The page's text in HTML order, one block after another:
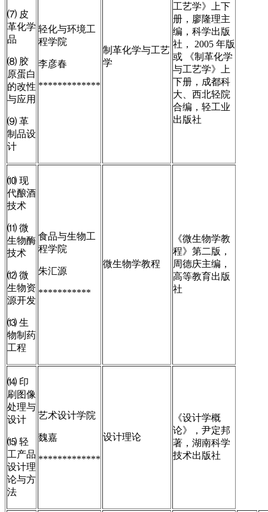
⑺ 皮
革化学
品
⑻ 胶
原蛋白
的改性
与应用
⑼ 革
制品设
计
轻化与环境工
程学院
李彦春
*************
制革化学与工艺
学
工艺学》上下
册，廖隆理主
编，科学出版
社， 2005 年版
或 《制革化学
与工艺学》上
下册，成都科
大、西北轻院
合编，轻工业
出版社
⑽ 现
代酿酒
技术
⑾ 微
生物酶
技术
⑿ 微
生物资
源开发
⒀ 生
物制药
工程
食品与生物工
程学院
朱汇源
***********
微生物学教程
《微生物学教
程》第二版，
周德庆主编，
高等教育出版
社
⒁ 印
刷图像
处理与
设计
⒂ 轻
工产品
设计理
论与方
法
艺术设计学院
魏嘉
*************
设计理论
《设计学概
论》，尹定邦
著，湖南科学
技术出版社